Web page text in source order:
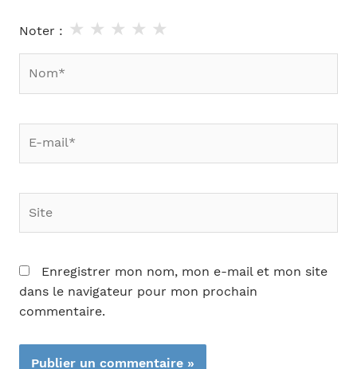
Noter : ★
★
★
★
★
Enregistrer mon nom, mon e-mail et mon site
dans le navigateur pour mon prochain
commentaire.